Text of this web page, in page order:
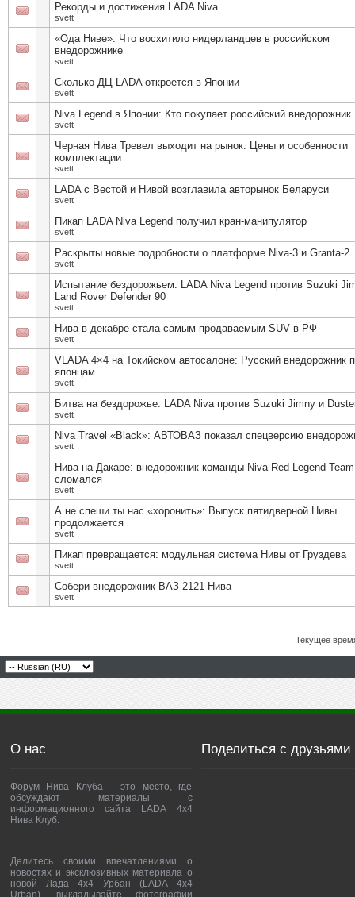
Рекорды и достижения LADA Niva
svett
«Ода Ниве»: Что восхитило нидерландцев в российском
внедорожнике
svett
Сколько ДЦ LADA откроется в Японии
svett
Niva Legend в Японии: Кто покупает российский внедорожник
svett
Черная Нива Тревел выходит на рынок: Цены и особенности
комплектации
svett
LADA с Вестой и Нивой возглавила авторынок Беларуси
svett
Пикап LADA Niva Legend получил кран-манипулятор
svett
Раскрыты новые подробности о платформе Niva-3 и Granta-2
svett
Испытание бездорожьем: LADA Niva Legend против Suzuki
Land Rover Defender 90
svett
Нива в декабре стала самым продаваемым SUV в РФ
svett
VLADA 4×4 на Токийском автосалоне: Русский внедорожник
японцам
svett
Битва на бездорожье: LADA Niva против Suzuki Jimny и
svett
Niva Travel «Black»: АВТОВАЗ показал спецверсию
svett
Нива на Дакаре: внедорожник команды Niva Red Legend Team
сломался
svett
А не спеши ты нас «хоронить»: Выпуск пятидверной Нивы
продолжается
svett
Пикап превращается: модульная система Нивы от Груздева
svett
Собери внедорожник ВАЗ-2121 Нива
svett
Текущее
О нас
Форум Нива Клуба - это место, где
обсуждают материалы с
информационного сайта LADA 4x4
Нива Клуб.
Делитесь своими впечатлениями о
новостях и эксклюзивных материала о
новой Лада 4х4 Урбан (LADA 4x4
Urban), выкладывайте фотографии
Поделиться с друзьями